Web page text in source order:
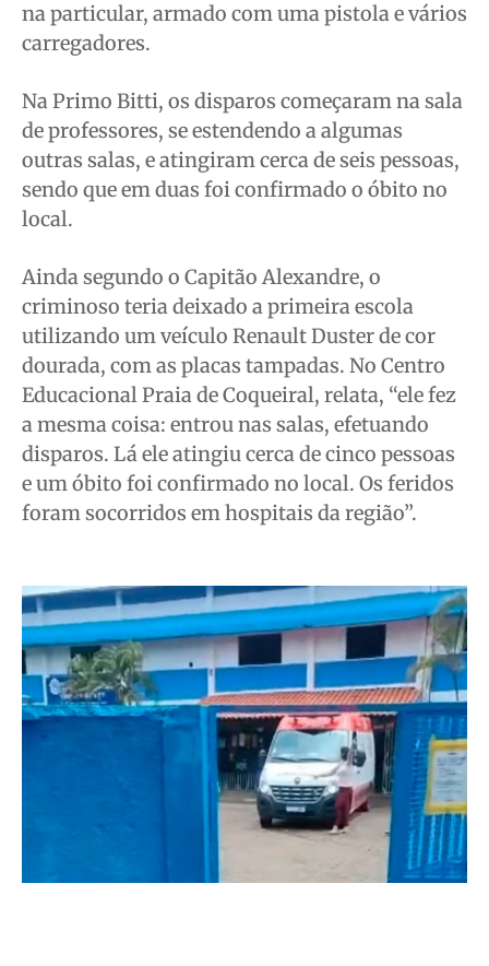
na particular, armado com uma pistola e vários
carregadores.
Na Primo Bitti, os disparos começaram na sala
de professores, se estendendo a algumas
outras salas, e atingiram cerca de seis pessoas,
sendo que em duas foi confirmado o óbito no
local.
Ainda segundo o Capitão Alexandre, o
criminoso teria deixado a primeira escola
utilizando um veículo Renault Duster de cor
dourada, com as placas tampadas. No Centro
Educacional Praia de Coqueiral, relata, “ele fez
a mesma coisa: entrou nas salas, efetuando
disparos. Lá ele atingiu cerca de cinco pessoas
e um óbito foi confirmado no local. Os feridos
foram socorridos em hospitais da região”.